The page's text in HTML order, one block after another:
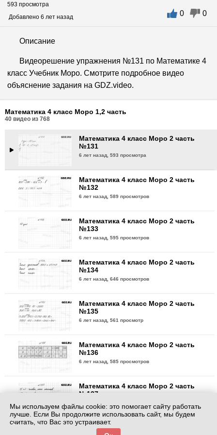
593 просмотра
Добавлено 6 лет назад
0 0
Описание
Видеорешение упражнения №131 по Математике 4
класс Учебник Моро. Смотрите подробное видео
объяснение задания на GDZ.video.
Математика 4 класс Моро 1,2 часть
40 видео из 768
Математика 4 класс Моро 2 часть
№129
6 лет назад,643 просмотра
6 лет назад,606 просмотров
Математика 4 класс Моро 2 часть
№131
6 лет назад,593 просмотра
Математика 4 класс Моро 2 часть
№132
6 лет назад,589 просмотров
Математика 4 класс Моро 2 часть
№133
6 лет назад,595 просмотров
Математика 4 класс Моро 2 часть
№134
6 лет назад,646 просмотров
Математика 4 класс Моро 2 часть
№135
6 лет назад,561 просмотр
Математика 4 класс Моро 2 часть
№136
6 лет назад,585 просмотров
Математика 4 класс Моро 2 часть
№137
Математика 4 класс Моро 2 часть
Мы используем файлы cookie: это помогает сайту работать
лучше. Если Вы продолжите использовать сайт, мы будем
считать, что Вас это устраивает.